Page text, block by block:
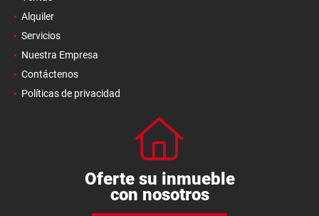
Alquiler
Servicios
Nuestra Empresa
Contáctenos
Políticas de privacidad
Oferte su inmueble
con nosotros